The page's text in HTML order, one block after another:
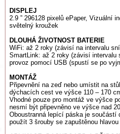
DISPLEJ
2.9 ” 296128 pixelů ePaper, Vizuální
světelný kroužek
DLOUHÁ ŽIVOTNOST BATERIE
WiFi: až 2 roky (závisí na intervalu
SmartLink: až 2 roky (závisí intervalu
provoz pomocí USB (spustí se po
MONTÁŽ
Připevnění na zeď nebo umístit na
dýchacích cest ve výšce 110 – 170
Vhodné pouze pro montáž ve výšce
nesmí být připevněno ve výšce nad
Oboustranná lepící páska je součástí
použít 3 šrouby se zapuštěnou